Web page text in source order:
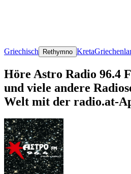
Griechisch Rethymno Kreta
Höre Astro Radio 96.4
und viele andere
Welt mit der radio.at-